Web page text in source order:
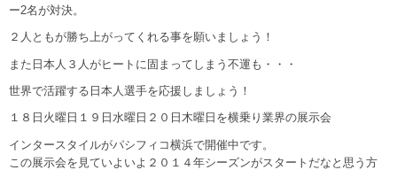
ー2名が対決。
２人ともが勝ち上がってくれる事を願いましょう！
また日本人３人がヒートに固まってしまう不運も・・・
世界で活躍する日本人選手を応援しましょう！
１８日火曜日１９日水曜日２０日木曜日を横乗り業界の展示会
インタースタイルがパシフィコ横浜で開催中です。
この展示会を見ていよいよ２０１４年シーズンがスタートだなと思う方